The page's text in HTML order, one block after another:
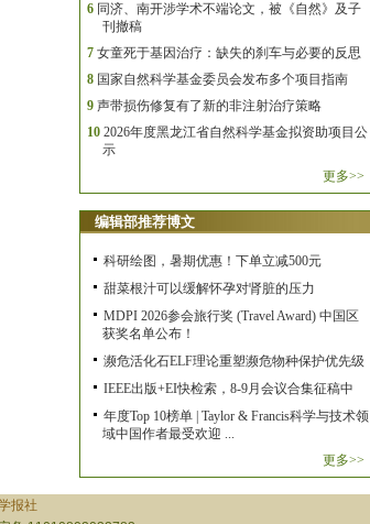
6 同济、南开涉学术不端论文，被《自然》及子
刊撤稿
7 女童死于基因治疗：缺失的刹车与必要的反思
8 国家自然科学基金委员会发布多个项目指南
9 声带损伤修复有了新的非注射治疗策略
10 2026年度黑龙江省自然科学基金拟资助项目公
示
更多>>
编辑部推荐博文
科研绘图，暑期优惠！下单立减500元
甜菜根汁可以缓解怀孕对肾脏的压力
MDPI 2026参会旅行奖 (Travel Award) 中国区
获奖名单公布！
濒危活化石ELF理论重塑濒危物种保护优先级
IEEE出版+EI快检索，8-9月会议合集征稿中
年度Top 10榜单 | Taylor & Francis科学与技术领
域中国作者最受欢迎 ...
更多>>
报社